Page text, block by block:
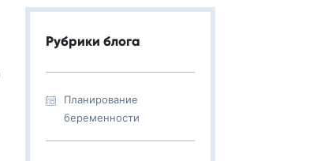
Рубрики блога
Планирование
беременности